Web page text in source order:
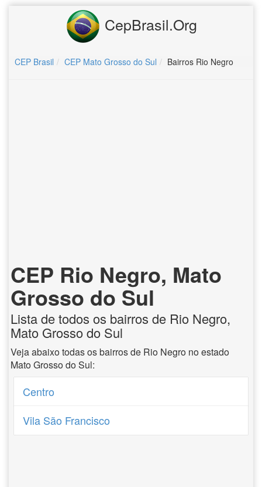
CepBrasil.Org
CEP Brasil CEP Mato Grosso do Sul Bairros Rio Negro
CEP Rio Negro, Mato
Grosso do Sul
Lista de todos os bairros de Rio Negro,
Mato Grosso do Sul
Veja abaixo todas os bairros de Rio Negro no estado
Mato Grosso do Sul:
Centro
Vila São Francisco